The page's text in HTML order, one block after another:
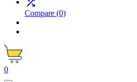

Compare (0)
0